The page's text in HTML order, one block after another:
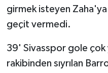
girmek isteyen Zaha'ya
geçit vermedi.
39' Sivasspor gole çok
rakibinden sıyrılan